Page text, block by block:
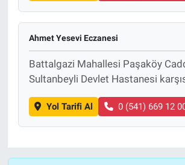
Ahmet Yesevi Eczanesi
Battalgazi Mahallesi Paşaköy
Sultanbeyli Devlet Hastanesi
Yol Tarifi Al 0 (541) 669 12